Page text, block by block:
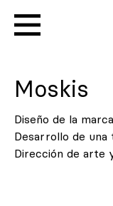
Moskis
Diseño de la marca
Desarrollo de una
Dirección de arte